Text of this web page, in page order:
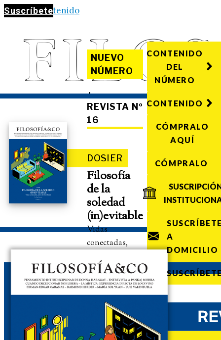
Suscríbete
Saltar al contenido
NUEVO
NÚMERO
·
REVISTA Nº
16
DOSIER
Filosofía
de la
soledad
(in)evitable
Vidas
conectadas,
desvinculadas
CONTENIDO
DEL
NÚMERO
CONTENIDO
CÓMPRALO
AQUÍ
CÓMPRALO
A
DOMICILIO